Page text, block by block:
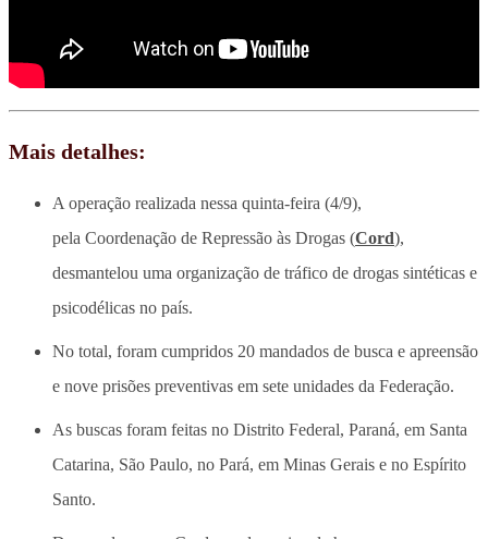
Mais detalhes:
A operação realizada nessa quinta-feira (4/9),
pela Coordenação de Repressão às Drogas (Cord),
desmantelou uma organização de tráfico de drogas sintéticas e
psicodélicas no país.
No total, foram cumpridos 20 mandados de busca e apreensão
e nove prisões preventivas em sete unidades da Federação.
As buscas foram feitas no Distrito Federal, Paraná, em Santa
Catarina, São Paulo, no Pará, em Minas Gerais e no Espírito
Santo.